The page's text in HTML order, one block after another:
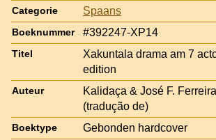
Categorie Spaans
Boeknummer #392247-XP14
Titel
Xakuntala drama am 7
edition
Auteur
Kalidaça & José F.
(tradução de)
Boektype Gebonden hardcover